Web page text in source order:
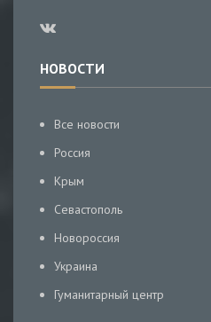
НОВОСТИ
Все новости
Россия
Крым
Севастополь
Новороссия
Украина
Гуманитарный центр